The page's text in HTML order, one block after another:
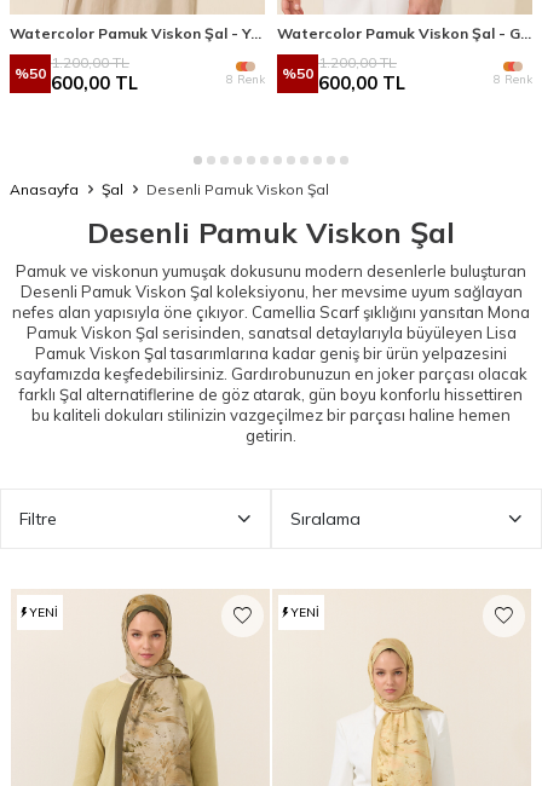
Watercolor Pamuk Viskon Şal - Yağ Yeşili
%50
1.200,00TL
600,00 TL 8 Renk %50
1.200,00TL
600,00 TL 8 Renk
Anasayfa Şal Desenli Pamuk Viskon Şal
Desenli Pamuk Viskon Şal
Pamuk ve viskonun yumuşak dokusunu modern desenlerle buluşturan
Desenli Pamuk Viskon Şal koleksiyonu, her mevsime uyum sağlayan
nefes alan yapısıyla öne çıkıyor. Camellia Scarf şıklığını yansıtan Mona
Pamuk Viskon Şal serisinden, sanatsal detaylarıyla büyüleyen Lisa
Pamuk Viskon Şaltasarımlarına kadar geniş bir ürün yelpazesini
sayfamızda keşfedebilirsiniz. Gardırobunuzun en joker parçası olacak
farklı Şal alternatiflerine de göz atarak, gün boyu konforlu hissettiren
bu kaliteli dokuları stilinizin vazgeçilmez bir parçası haline hemen
getirin.
Filtre Sıralama
YENI YENI